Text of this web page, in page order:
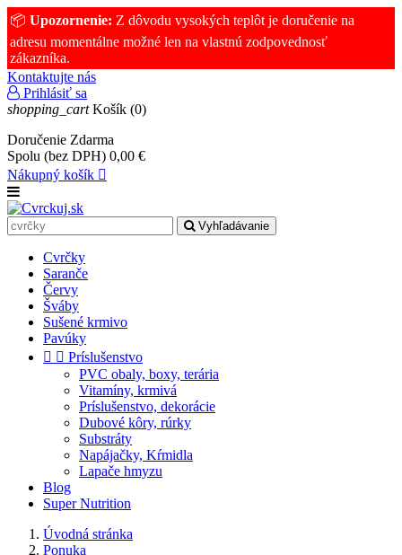
📦 Upozornenie: Z dôvodu vysokých teplôt je doručenie na
adresu momentálne možné len na vlastnú zodpovednosť
zákazníka.
Kontaktujte nás
Prihlásiť sa
shopping_cart Košík (0)
Doručenie Zdarma
Spolu (bez DPH) 0,00 €
Nákupný košík 
Vyhľadávanie
Cvrčky
Saranče
Červy
Šváby
Sušené krmivo
Pavúky
  Príslušenstvo
PVC obaly, boxy, terária
Vitamíny, krmivá
Príslušenstvo, dekorácie
Dubové kôry, rúrky
Substráty
Napájačky, Kŕmidla
Lapače hmyzu
Blog
Super Nutrition
Úvodná stránka
Ponuka